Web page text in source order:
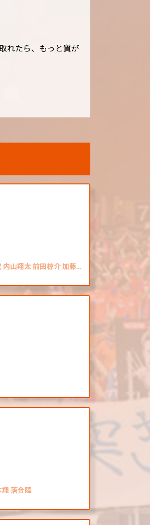
れたら、もっと質が
内山翔太 前田椋介 加藤…
翔 落合陸